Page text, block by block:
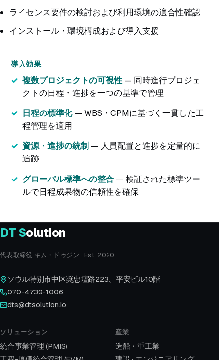
ライセンス要件の検討および利用環境の適合性確認
インストール・環境構成および導入支援
導入効果
複数プロジェクトの可視性 — 同時進行プロジェ
クトの日程・進捗を一つの基準で管理
日程の標準化— WBS・CPMに基づく一貫した工
程管理を適用
資源・進捗の統制 — 人員配置と進捗を定量的に
追跡
グローバル標準への整合 — 検証された標準ツー
ルで日程成果物の信頼性を確保
DTSolution
代表取締役 キム・ドゥジン · Est. 2020
ソウル特別市中区奨忠壇路223、平安ビル10階
070-4739-1006
dts@dtsolution.io
ソリューション
統合事業管理 (PMIS)
産業
造船・重工業